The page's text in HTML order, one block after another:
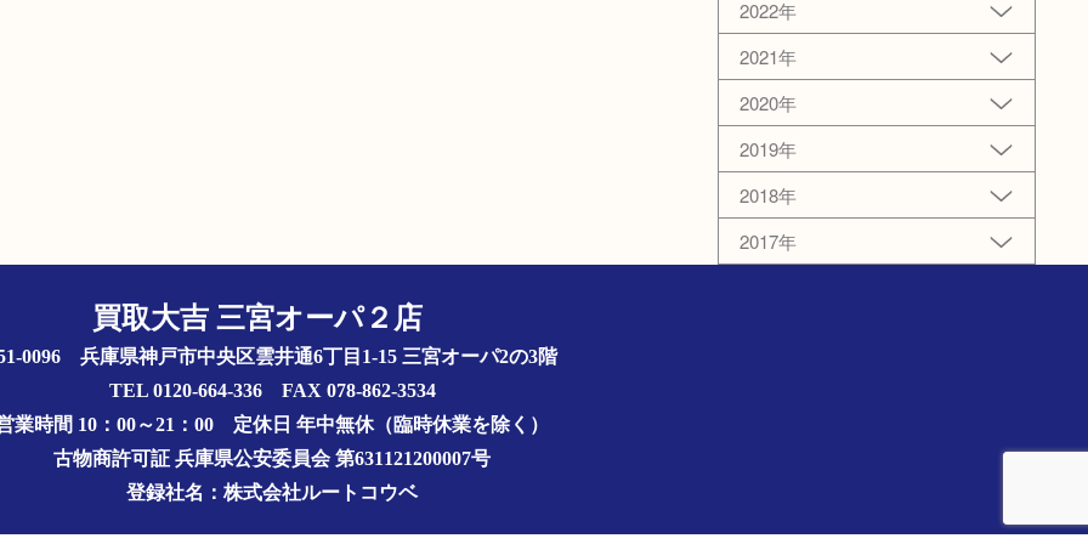
2022年
2021年
2020年
2019年
2018年
2017年
買取大吉 三宮オーパ２店
0096 兵庫県神戸市中央区雲井通6丁目1-15 三宮オーパ2の3階
TEL 0120-664-336 FAX 078-862-3534
業時間 10：00～21：00 定休日 年中無休（臨時休業を除く）
古物商許可証 兵庫県公安委員会 第631121200007号
登録社名：株式会社ルートコウベ